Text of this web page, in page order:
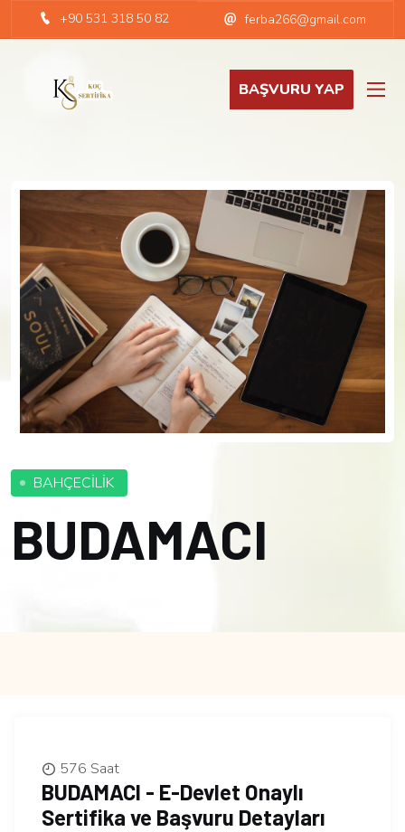
+90 531 318 50 82 ferba266@gmail.com
BAŞVURU YAP
BAHÇECİLİK
BUDAMACI
576 Saat
BUDAMACI - E-Devlet Onaylı
Sertifika ve Başvuru Detayları